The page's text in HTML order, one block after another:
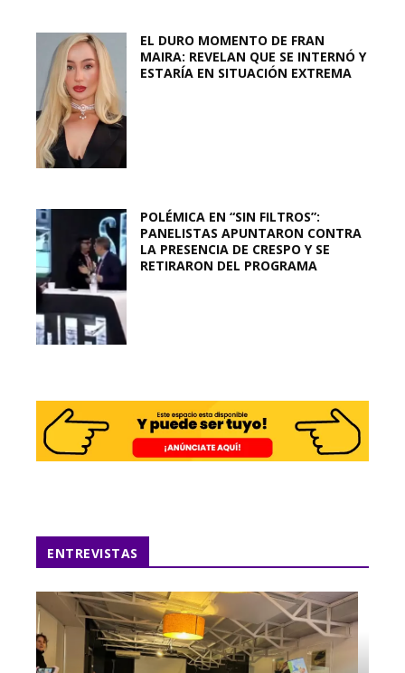
EL DURO MOMENTO DE FRAN
MAIRA: REVELAN QUE SE INTERNÓ Y
ESTARÍA EN SITUACIÓN EXTREMA
POLÉMICA EN “SIN FILTROS”:
PANELISTAS APUNTARON CONTRA
LA PRESENCIA DE CRESPO Y SE
RETIRARON DEL PROGRAMA
ENTREVISTAS